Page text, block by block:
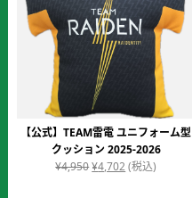
で
し
た。
¥5,225
で
【公式】TEAM雷電 ユニフォーム型
クッション 2025-2026
¥4,950元
¥4,702現(税込)